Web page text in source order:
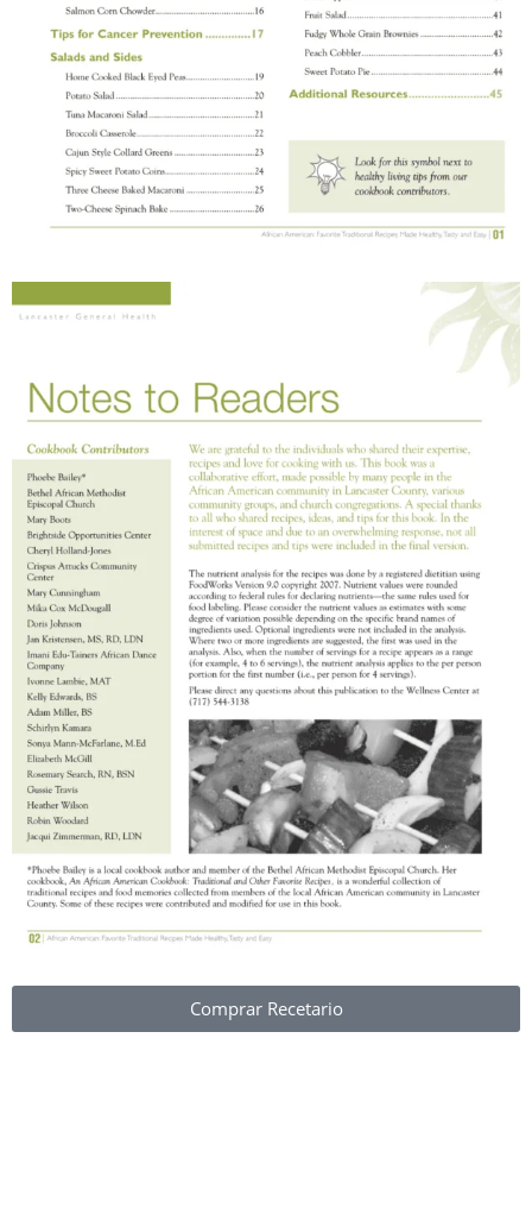
Comprar Recetario